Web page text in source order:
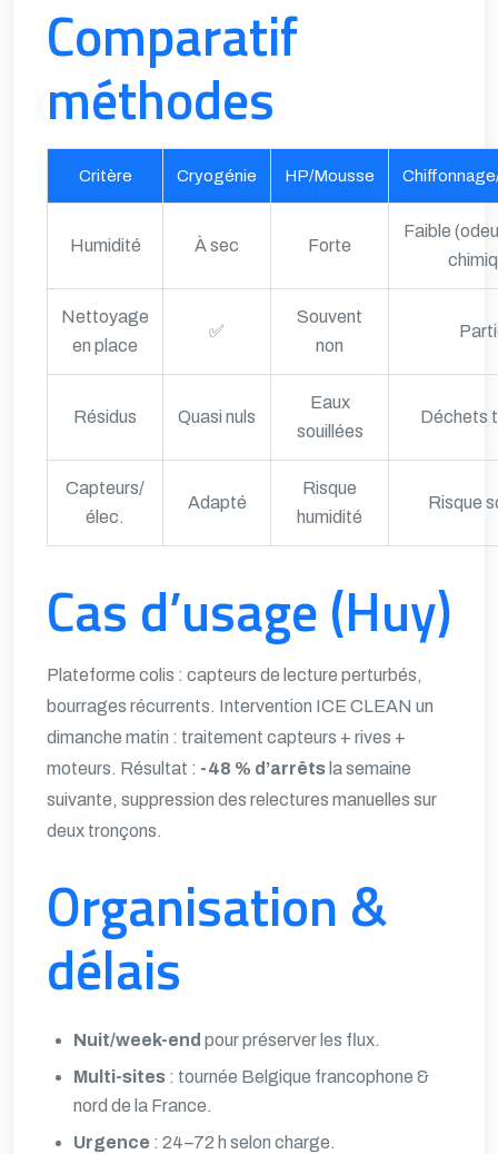
Comparatif
méthodes
Critère Cryogénie HP/Mousse
Humidité À sec Forte
Faible
Nettoyage
en place
✅
Souvent
non
Résidus Quasi nuls
Eaux
souillées
Déchets
Capteurs/
élec.
Adapté
Risque
humidité
Risque
Cas d’usage (Huy)
Plateforme colis : capteurs de lecture perturbés,
bourrages récurrents. Intervention ICE CLEAN un
dimanche matin : traitement capteurs + rives +
moteurs. Résultat : -48 % d’arrêts la semaine
suivante, suppression des relectures manuelles sur
deux tronçons.
Organisation &
délais
Nuit/week-end pour préserver les flux.
Multi-sites : tournée Belgique francophone &
nord de la France.
Urgence : 24–72 h selon charge.